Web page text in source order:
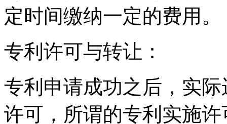
定时间缴纳一定的费用。
专利许可与转让：
专利申请成功之后，实
许可，所谓的专利实施